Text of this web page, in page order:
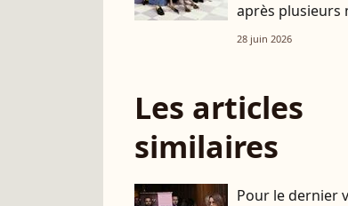
après plusieurs
en charge
28 juin 2026
Les articles
similaires
Pour le dernier